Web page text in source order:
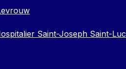
Saint-Joseph Saint-Luc